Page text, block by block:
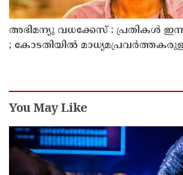
അഭിമന്യു വധക്കേസ് : പ്രതികൾ
; കോടതിയിൽ
You May Like